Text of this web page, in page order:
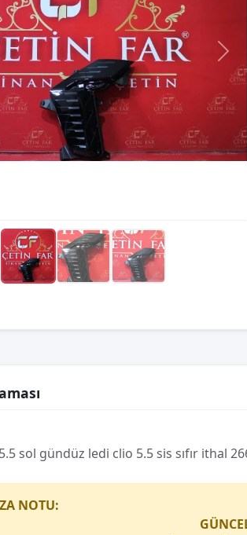
sol gündüz ledi̇ cli̇o 5.5 si̇s sıfır i̇thal
NOTU: